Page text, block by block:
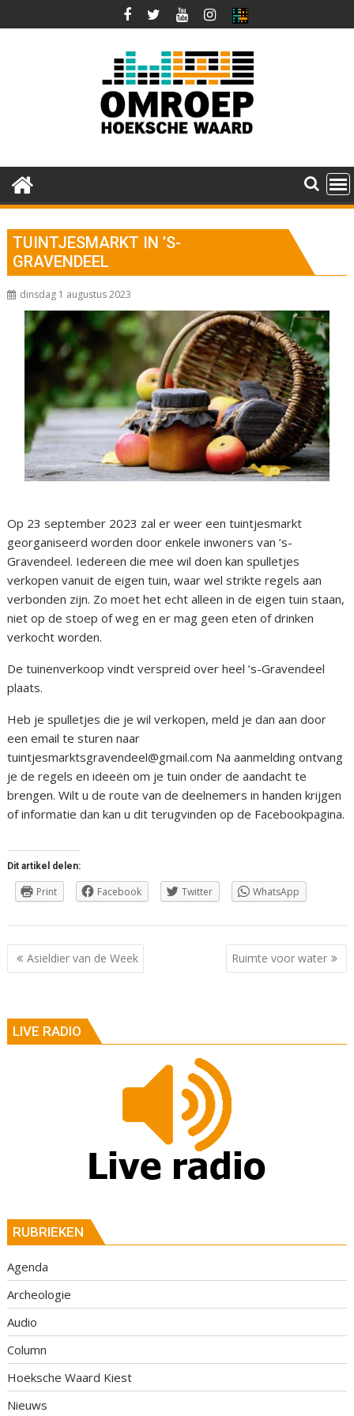
naar
TUINTJESMARKT IN ’S-
GRAVENDEEL
dinsdag 1 augustus 2023
Op 23 september 2023 zal er weer een tuintjesmarkt
georganiseerd worden door enkele inwoners van ’s-
Gravendeel. Iedereen die mee wil doen kan spulletjes
verkopen vanuit de eigen tuin, waar wel strikte regels aan
verbonden zijn. Zo moet het echt alleen in de eigen tuin staan,
niet op de stoep of weg en er mag geen eten of drinken
verkocht worden.
De tuinenverkoop vindt verspreid over heel ’s-Gravendeel
plaats.
Heb je spulletjes die je wil verkopen, meld je dan aan door
een email te sturen naar
tuintjesmarktsgravendeel@gmail.com Na aanmelding ontvang
je de regels en ideeën om je tuin onder de aandacht te
brengen. Wilt u de route van de deelnemers in handen krijgen
of informatie dan kan u dit terugvinden op de Facebookpagina.
Dit artikel delen:
Print Facebook Twitter WhatsApp
Berichtnavigatie
Asieldier van de Week Ruimte voor water
LIVE RADIO
RUBRIEKEN
Agenda
Archeologie
Audio
Column
Hoeksche Waard Kiest
Nieuws